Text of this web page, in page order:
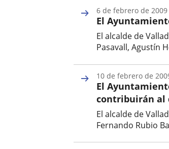
la
noticia
El
El alcalde de
Pasavall, Agustín
la
noticia
6 de febrero de 2009
El
contribuirán al
El alcalde de
Fernando Rubio
10 de febrero de